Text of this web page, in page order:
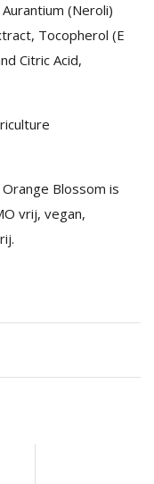
(Neroli)
Tocopherol (E
Citric Acid,
Blossom is
vrij, vegan,